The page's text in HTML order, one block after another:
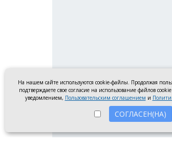
На нашем сайте используются cookie-файлы. Продолжая
подтверждаете свое согласие на использование файлов
уведомлением, Пользовательским соглашением и
СОГЛАСЕН(НА)